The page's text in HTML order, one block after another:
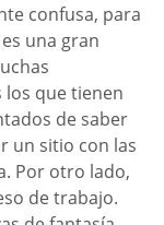
confusa, para
una gran
los que tienen
de saber
un sitio con las
Por otro lado,
de trabajo.